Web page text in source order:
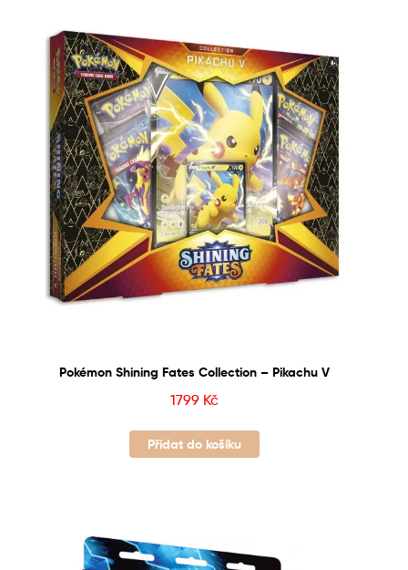
Pokémon Shining Fates Collection – Pikachu V
1799 Kč
Přidat do košíku